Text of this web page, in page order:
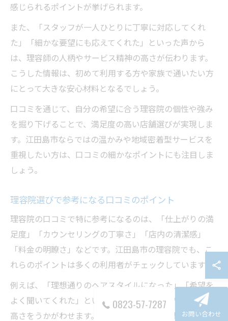
感じられるポイントが挙げられます。
また、「スタッフが一人ひとりに丁寧に対応してくれ
た」「細かな要望にも応えてくれた」といった声から
は、理容師の人柄やサービス精神の高さが伝わります。
こうした情報は、初めて利用する方や家族で通いたい方
にとって大きな安心材料となるでしょう。
口コミを通じて、自分の希望に合う理容院の個性や強み
を掘り下げることで、満足度の高い店舗選びが実現しま
す。江田島市ならではの温かみや地域密着型サービスを
重視したい方は、口コミの細かなポイントにも注目しま
しょう。
理容院選びで参考になる口コミのポイント
理容院の口コミで特に参考になるのは、「仕上がりの満
足度」「カウンセリングの丁寧さ」「店内の清潔感」
「料金の明瞭さ」などです。江田島市の理容院でも、こ
れらのポイントは多くの利用者がチェックしています。
例えば、「理想通りのヘアスタイルになった」「希望を
よく聞いてくれた」という口コミは、技術力や接客力の
高さをうかがわせます。また、「料金設定がわかりやす
0823-57-7287
お問い合わせ